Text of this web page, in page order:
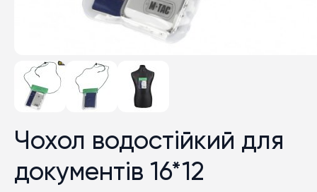
Чохол водостійкий для
документів 16*12